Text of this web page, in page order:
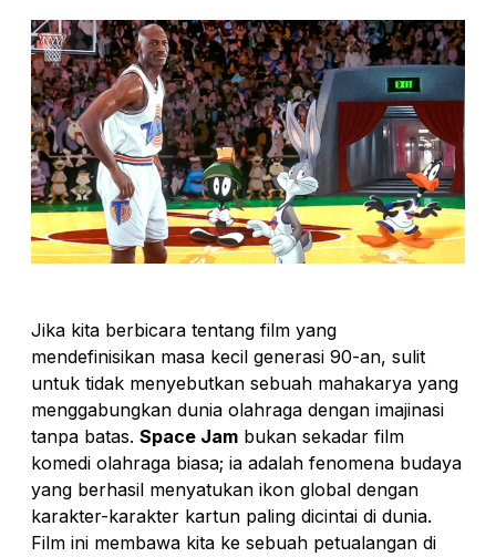
Jika kita berbicara tentang film yang
mendefinisikan masa kecil generasi 90-an, sulit
untuk tidak menyebutkan sebuah mahakarya yang
menggabungkan dunia olahraga dengan imajinasi
tanpa batas. Space Jam bukan sekadar film
komedi olahraga biasa; ia adalah fenomena budaya
yang berhasil menyatukan ikon global dengan
karakter-karakter kartun paling dicintai di dunia.
Film ini membawa kita ke sebuah petualangan di